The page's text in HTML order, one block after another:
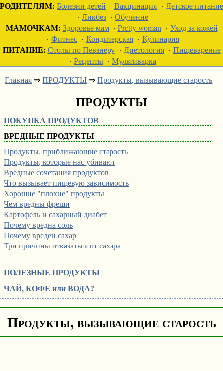
РОДИТЕЛЯМ: Болезни детей · Вакцинация · Детское питание
· Ликбез · Обучение
МАМОЧКАМ: Здоровье мам· Pretty woman · Уход за кожей
· Фитнес· Кондитерская· Кулинария
ПИТАНИЕ: Столы по Певзнеру· Диетология· Пищеварение
· Рецепты · Мультиварка
Главная ⇒ПРОДУКТЫ ⇒Продукты, вызывающие старость
ПРОДУКТЫ
ПОКУПКА ПРОДУКТОВ
ВРЕДНЫЕ ПРОДУКТЫ
Продукты, приближающие старость
Продукты, которые нас убивают
Вредные сочетания продуктов
Что вызывает пищевую зависимость
Хорошие "плохие" продукты
Чем вредны фреши
Картофель и сахарный диабет
Почему вредна соль
Почему вреден сахар
Три причины отказаться от сахара
ПОЛЕЗНЫЕ ПРОДУКТЫ
ЧАЙ, КОФЕ или ВОДА?
Продукты, вызывающие старость